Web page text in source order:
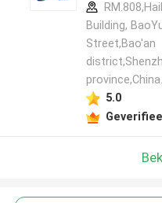
Building,
Street,Bao'an
5.0